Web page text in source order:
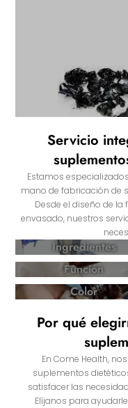
Servicio
Estamos
mano de fabricación de
Desde el diseño de
envasado, nuestros
Ingredientes
Función
Color
Por qué
En Come Health,
suplementos
satisfacer las
Elíjanos para